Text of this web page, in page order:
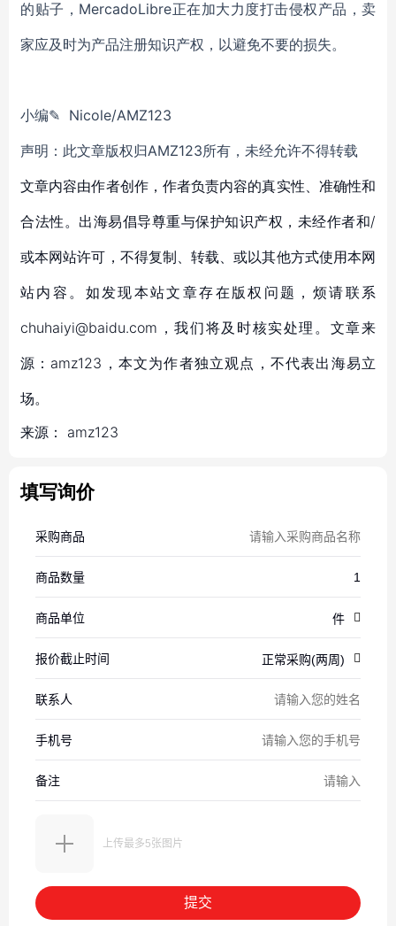
的贴子，MercadoLibre正在加大力度打击侵权产品，卖
家应及时为产品注册知识产权，以避免不要的损失。
小编✎ Nicole/AMZ123
声明：此文章版权归AMZ123所有，未经允许不得转载
文章内容由作者创作，作者负责内容的真实性、准确性和
合法性。出海易倡导尊重与保护知识产权，未经作者和/
或本网站许可，不得复制、转载、或以其他方式使用本网
站内容。如发现本站文章存在版权问题，烦请联系
chuhaiyi@baidu.com，我们将及时核实处理。文章来
源：amz123，本文为作者独立观点，不代表出海易立
场。
来源： amz123
填写询价